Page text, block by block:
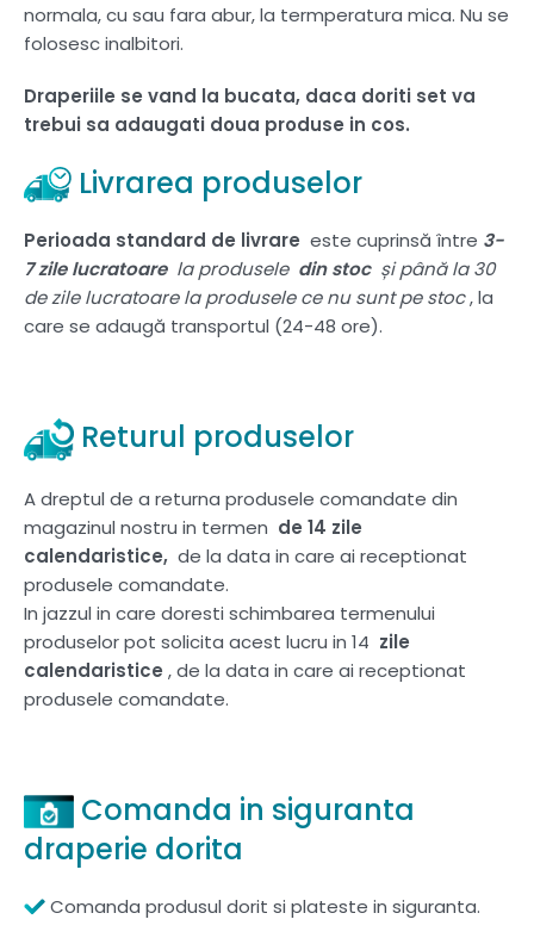
normala, cu sau fara abur, la termperatura mica. Nu se
folosesc inalbitori.
Draperiile se vand la bucata, daca doriti set va
trebui sa adaugati doua produse in cos.
Livrarea produselor
Perioada standard de livrare este cuprinsă între 3-
7 zile lucratoarela produsele din stocși până la 30
de zile lucratoare la produsele ce nu sunt pe stoc, la
care se adaugă transportul (24-48 ore).
Returul produselor
A dreptul de a returna produsele comandate din
magazinul nostru in termen de 14 zile
calendaristice, de la data in care ai receptionat
produsele comandate.
In jazzul in care doresti schimbarea termenului
produselor pot solicita acest lucru in 14 zile
calendaristice , de la data in care ai receptionat
produsele comandate.
Comanda in siguranta
draperie dorita
Comanda produsul dorit si plateste in siguranta.